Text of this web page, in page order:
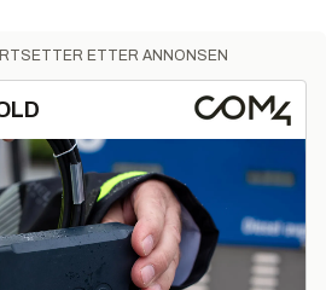
ETTER ANNONSEN